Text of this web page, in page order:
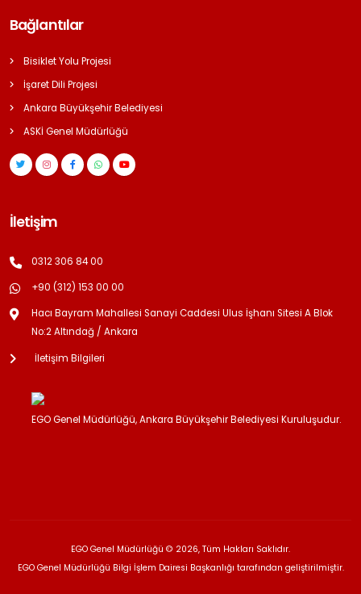
Bağlantılar
Bisiklet Yolu Projesi
İşaret Dili Projesi
Ankara Büyükşehir Belediyesi
ASKİ Genel Müdürlüğü
İletişim
0312 306 84 00
+90 (312) 153 00 00
Hacı Bayram Mahallesi Sanayi Caddesi Ulus İşhanı Sitesi A Blok
No:2 Altındağ / Ankara
İletişim Bilgileri
EGO Genel Müdürlüğü, Ankara Büyükşehir Belediyesi Kuruluşudur.
EGO Genel Müdürlüğü © 2026, Tüm Hakları Saklıdır.
EGO Genel Müdürlüğü Bilgi İşlem Dairesi Başkanlığı tarafından geliştirilmiştir.